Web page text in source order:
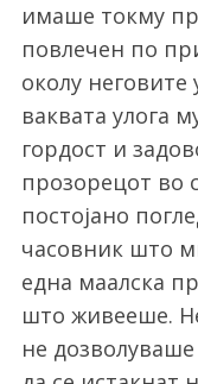
имаше токму
повлечен по
околу
ваквата улога
гордост и
прозорецот во
постојано
часовник што
една маалска
што живееше.
не